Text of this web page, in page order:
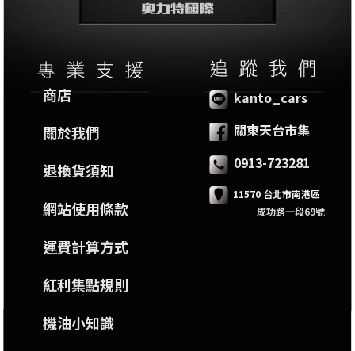
商店
關於我們
退換貨須知
網站使用條款
運費計算方式
紅利集點規則
機油小知識
kanto_cars
關東天台市集
0913-723281
11570 台北市南港區
成功路一段69號